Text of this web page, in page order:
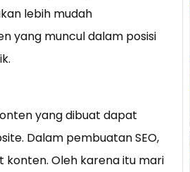
lebih mudah
yang muncul dalam posisi
yang dibuat dapat
Dalam pembuatan SEO,
Oleh karena itu mari